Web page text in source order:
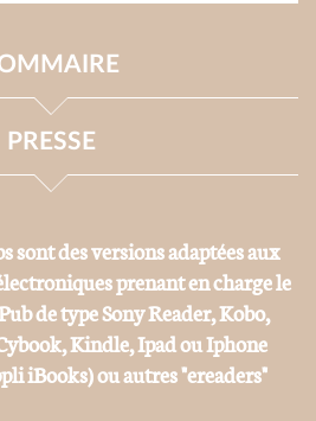
PRESSE
sont des versions adaptées aux
prenant en charge le
de type Sony Reader, Kobo,
Kindle, Ipad ou Iphone
iBooks) ou autres "ereaders"